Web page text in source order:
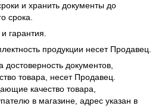
и хранить документы до
срока.
гарантия.
продукции несет Продавец.
достоверность документов,
товара, несет Продавец.
качество товара,
в магазине, адрес указан в